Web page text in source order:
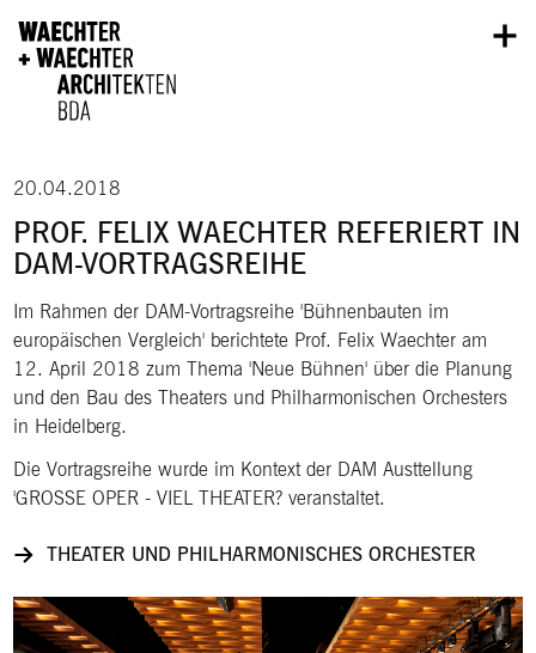
20.04.2018
PROF. FELIX WAECHTER REFERIERT IN
DAM-VORTRAGSREIHE
Im Rahmen der DAM-Vortragsreihe 'Bühnenbauten im
europäischen Vergleich' berichtete Prof. Felix Waechter am
12. April 2018 zum Thema 'Neue Bühnen' über die Planung
und den Bau des Theaters und Philharmonischen Orchesters
in Heidelberg.
Die Vortragsreihe wurde im Kontext der DAM Austtellung
'GROSSE OPER - VIEL THEATER? veranstaltet.
THEATER UND PHILHARMONISCHES ORCHESTER